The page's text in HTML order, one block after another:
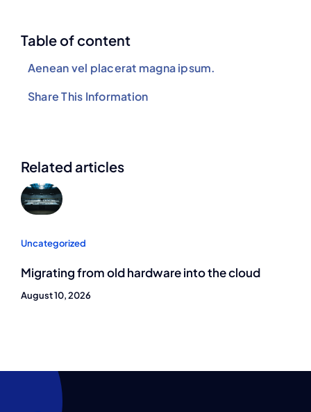
Table of content
Aenean vel placerat magna ipsum.
Share This Information
Related articles
Uncategorized
Migrating from old hardware into the cloud
August 10, 2026